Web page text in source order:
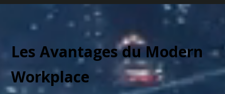
Les Avantages du Modern
Workplace